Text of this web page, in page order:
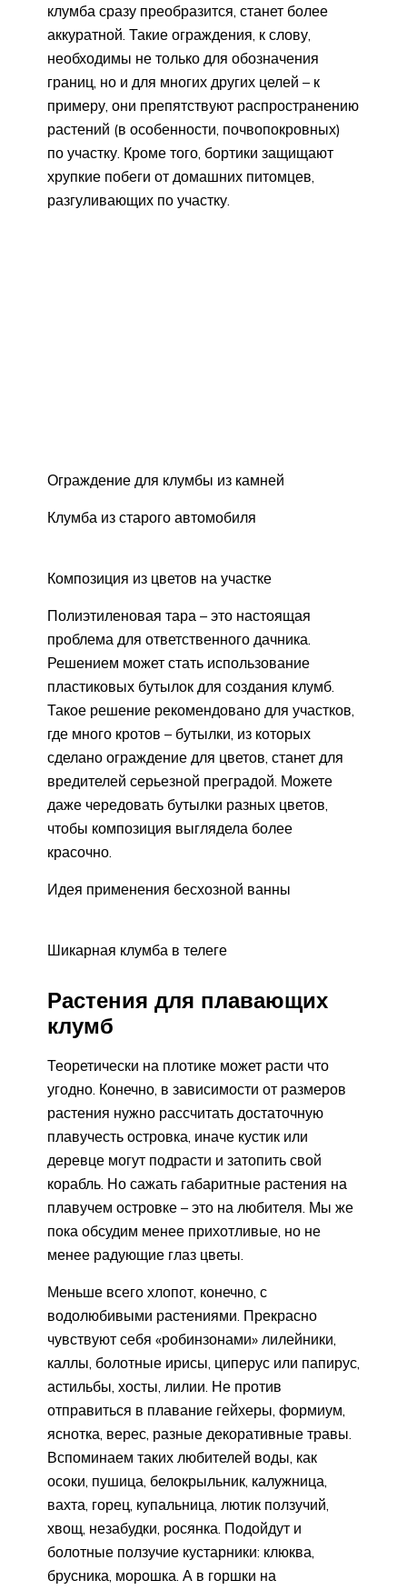
клумба сразу преобразится, станет более
аккуратной. Такие ограждения, к слову,
необходимы не только для обозначения
границ, но и для многих других целей – к
примеру, они препятствуют распространению
растений (в особенности, почвопокровных)
по участку. Кроме того, бортики защищают
хрупкие побеги от домашних питомцев,
разгуливающих по участку.
Ограждение для клумбы из камней
Клумба из старого автомобиля
Композиция из цветов на участке
Полиэтиленовая тара – это настоящая
проблема для ответственного дачника.
Решением может стать использование
пластиковых бутылок для создания клумб.
Такое решение рекомендовано для участков,
где много кротов – бутылки, из которых
сделано ограждение для цветов, станет для
вредителей серьезной преградой. Можете
даже чередовать бутылки разных цветов,
чтобы композиция выглядела более
красочно.
Идея применения бесхозной ванны
Шикарная клумба в телеге
Растения для плавающих
клумб
Теоретически на плотике может расти что
угодно. Конечно, в зависимости от размеров
растения нужно рассчитать достаточную
плавучесть островка, иначе кустик или
деревце могут подрасти и затопить свой
корабль. Но сажать габаритные растения на
плавучем островке – это на любителя. Мы же
пока обсудим менее прихотливые, но не
менее радующие глаз цветы.
Меньше всего хлопот, конечно, с
водолюбивыми растениями. Прекрасно
чувствуют себя «робинзонами» лилейники,
каллы, болотные ирисы, циперус или папирус,
астильбы, хосты, лилии. Не против
отправиться в плавание гейхеры, формиум,
яснотка, верес, разные декоративные травы.
Вспоминаем таких любителей воды, как
осоки, пушица, белокрыльник, калужница,
вахта, горец, купальница, лютик ползучий,
хвощ, незабудки, росянка. Подойдут и
болотные ползучие кустарники: клюква,
брусника, морошка. А в горшки на